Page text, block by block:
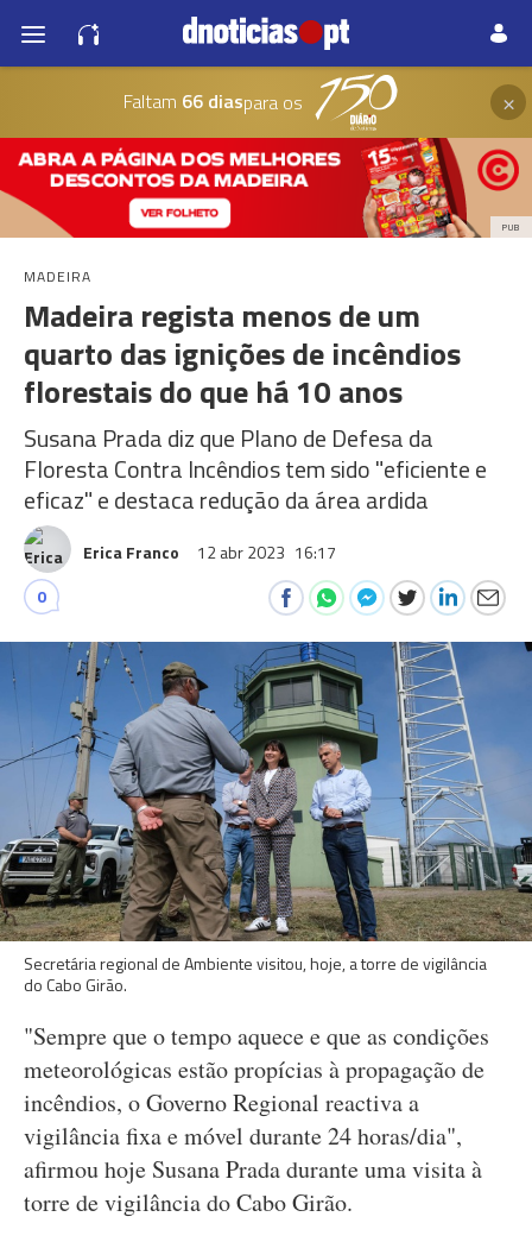
Faltam 66 diaspara os ×
PUB
MADEIRA
Madeira regista menos de um
quarto das ignições de incêndios
florestais do que há 10 anos
Susana Prada diz que Plano de Defesa da
Floresta Contra Incêndios tem sido "eficiente e
eficaz" e destaca redução da área ardida
Erica Franco 12 abr 2023 16:17
0
Secretária regional de Ambiente visitou, hoje, a torre de vigilância
do Cabo Girão.
"Sempre que o tempo aquece e que as condições
meteorológicas estão propícias à propagação de
incêndios, o Governo Regional reactiva a
vigilância fixa e móvel durante 24 horas/dia",
afirmou hoje Susana Prada durante uma visita à
torre de vigilância do Cabo Girão.